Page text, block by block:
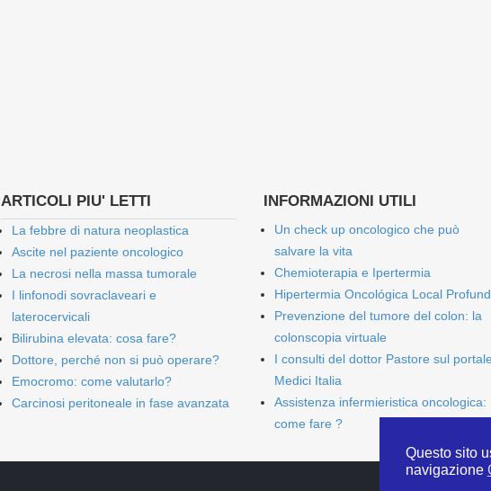
Questo sito
navigazione
ARTICOLI PIU' LETTI
La febbre di natura neoplastica
Ascite nel paziente oncologico
La necrosi nella massa tumorale
I linfonodi sovraclaveari e
laterocervicali
Bilirubina elevata: cosa fare?
Dottore, perché non si può operare?
Emocromo: come valutarlo?
Carcinosi peritoneale in fase avanzata
INFORMAZIONI UTILI
Un check up oncologico che può
salvare la vita
Chemioterapia e Ipertermia
Hipertermia Oncológica Local
Prevenzione del tumore del colon: la
colonscopia virtuale
I consulti del dottor Pastore sul portale
Medici Italia
Assistenza infermieristica oncologica:
come fare ?